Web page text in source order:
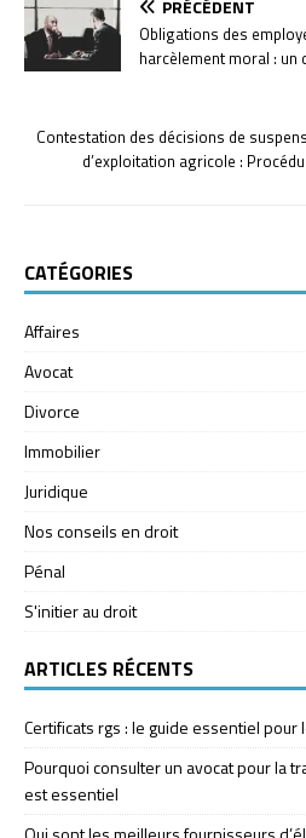
PRÉCÉDENT
Obligations des
harcèlement moral : un
Contestation des décisions de
d’exploitation agricole :
CATÉGORIES
Affaires
Avocat
Divorce
Immobilier
Juridique
Nos conseils en droit
Pénal
S'initier au droit
ARTICLES RÉCENTS
Certificats rgs : le guide essentiel
Pourquoi consulter un avocat pour la
est essentiel